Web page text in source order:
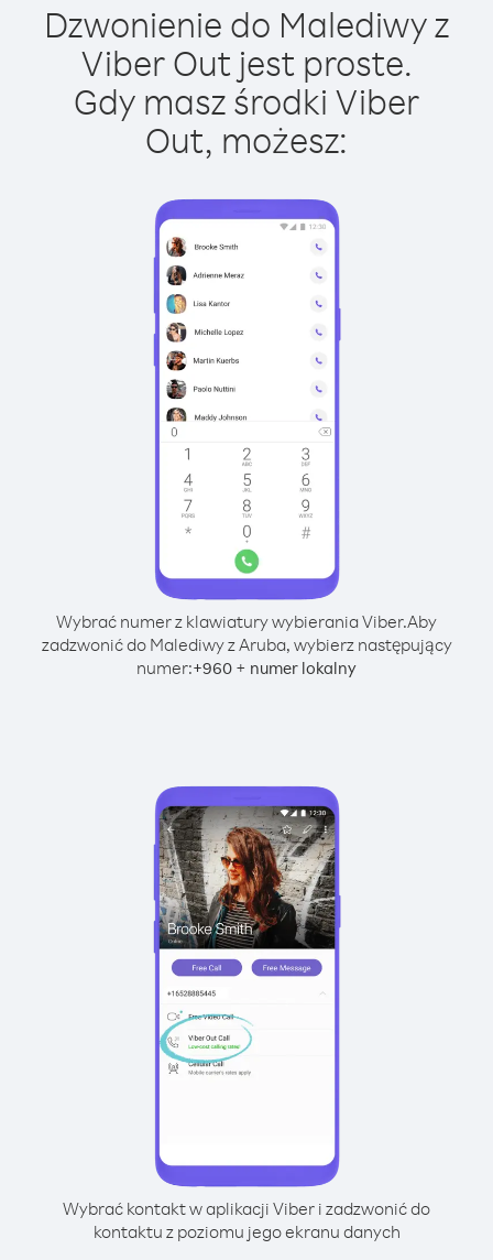
Dzwonienie do Malediwy z
Viber Out jest proste.
Gdy masz środki Viber
Out, możesz:
Wybrać numer z klawiatury wybierania Viber.Aby
zadzwonić do Malediwy z Aruba, wybierz następujący
numer:+960 + numer lokalny
Wybrać kontakt w aplikacji Viber i zadzwonić do
kontaktu z poziomu jego ekranu danych